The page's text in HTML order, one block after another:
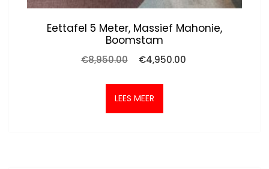
Eettafel 5 Meter, Massief Mahonie,
Boomstam
€8,950.00
Oorspronkelijke
was:
€8,950.00.
€4,950.00
LEES MEER